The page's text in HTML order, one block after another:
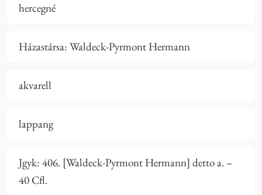
hercegné
Házastársa: Waldeck-Pyrmont Hermann
akvarell
lappang
Jgyk: 406. [Waldeck-Pyrmont Hermann] detto a. –
40 Cfl.